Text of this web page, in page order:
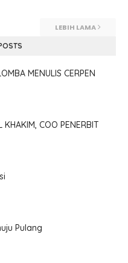
LEBIH LAMA
MENULIS CERPEN
KHAKIM, COO PENERBIT
Pulang